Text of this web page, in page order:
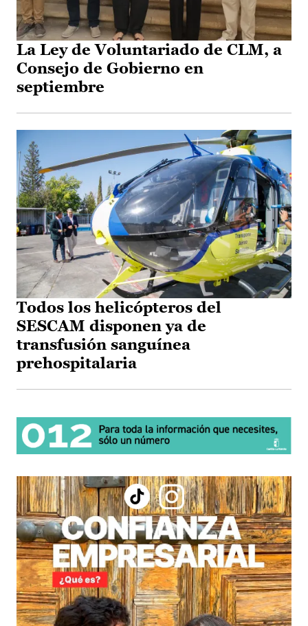
La Ley de Voluntariado de CLM, a
Consejo de Gobierno en
septiembre
Todos los helicópteros del
SESCAM disponen ya de
transfusión sanguínea
prehospitalaria